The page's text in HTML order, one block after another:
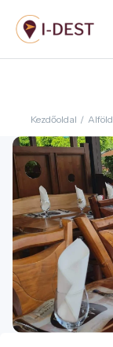
Ugrás
a
tartalomra
Kezdőoldal /